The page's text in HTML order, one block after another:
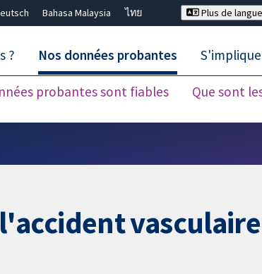
Bahasa Malaysia
ไทย
Plus de
? Nos données probantes
probantes sont fiables Que sont